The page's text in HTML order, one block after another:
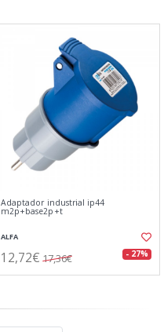
Adaptador industrial ip44
m2p+base2p+t
ALFA
12,72€ 17,36€ - 27%